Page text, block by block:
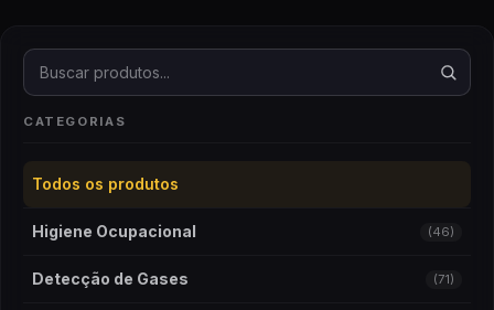
Buscar produtos
CATEGORIAS
Todos os produtos
Higiene Ocupacional (46)
Detecção de Gases (71)